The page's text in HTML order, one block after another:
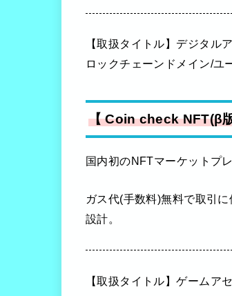
【取扱タイトル】デジタル
ロックチェーンドメイン/ユ
【 Coin check NFT(β
国内初のNFTマーケットプレ
ガス代(手数料)無料で取引
設計。
【取扱タイトル】ゲームア